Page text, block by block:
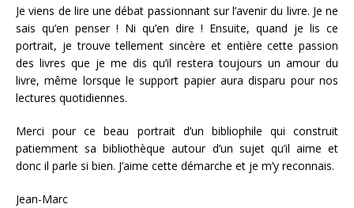
Je viens de lire une débat passionnant sur l’avenir du livre. Je ne
sais qu’en penser ! Ni qu’en dire ! Ensuite, quand je lis ce
portrait, je trouve tellement sincère et entière cette passion
des livres que je me dis qu’il restera toujours un amour du
livre, même lorsque le support papier aura disparu pour nos
lectures quotidiennes.
Merci pour ce beau portrait d’un bibliophile qui construit
patiemment sa bibliothèque autour d’un sujet qu’il aime et
donc il parle si bien. J’aime cette démarche et je m’y reconnais.
Jean-Marc